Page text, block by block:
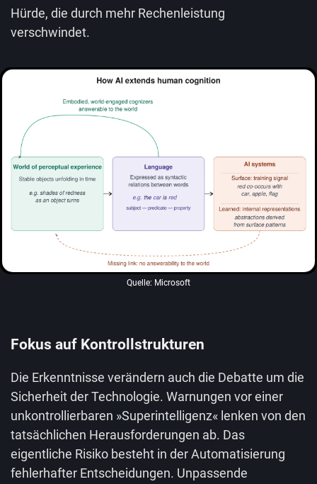
Hürde, die durch mehr Rechenleistung
verschwindet.
Quelle: Microsoft
Fokus auf Kontrollstrukturen
Die Erkenntnisse verändern auch die Debatte um die
Sicherheit der Technologie. Warnungen vor einer
unkontrollierbaren »Superintelligenz« lenken von den
tatsächlichen Herausforderungen ab. Das
eigentliche Risiko besteht in der Automatisierung
fehlerhafter Entscheidungen. Unpassende